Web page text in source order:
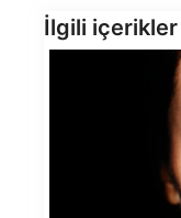
İlgili içerikler